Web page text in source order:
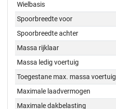
Wielbasis
Spoorbreedte voor
Spoorbreedte achter
Massa rijklaar
Massa ledig voertuig
Toegestane max. massa voertuig
Maximale laadvermogen
Maximale dakbelasting